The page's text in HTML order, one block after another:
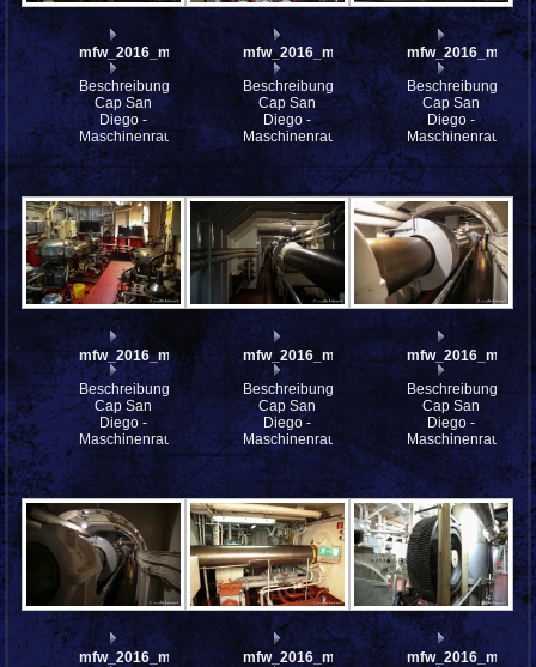
mfw_2016_mfw16_114514w
Beschreibung:
Cap San
Diego -
Maschinenraum
mfw_2016_mfw16_114512w
Beschreibung:
Cap San
Diego -
Maschinenraum
Beschreibung:
Cap San
Diego -
Maschinenraum
mfw_2016_mfw16_114506w
Beschreibung:
Cap San
Diego -
Maschinenraum
mfw_2016_mfw16_114504w
Beschreibung:
Cap San
Diego -
Maschinenraum
Beschreibung:
Cap San
Diego -
Maschinenraum
mfw_2016_mfw16_114499wmfw_2016_mfw16_114498w